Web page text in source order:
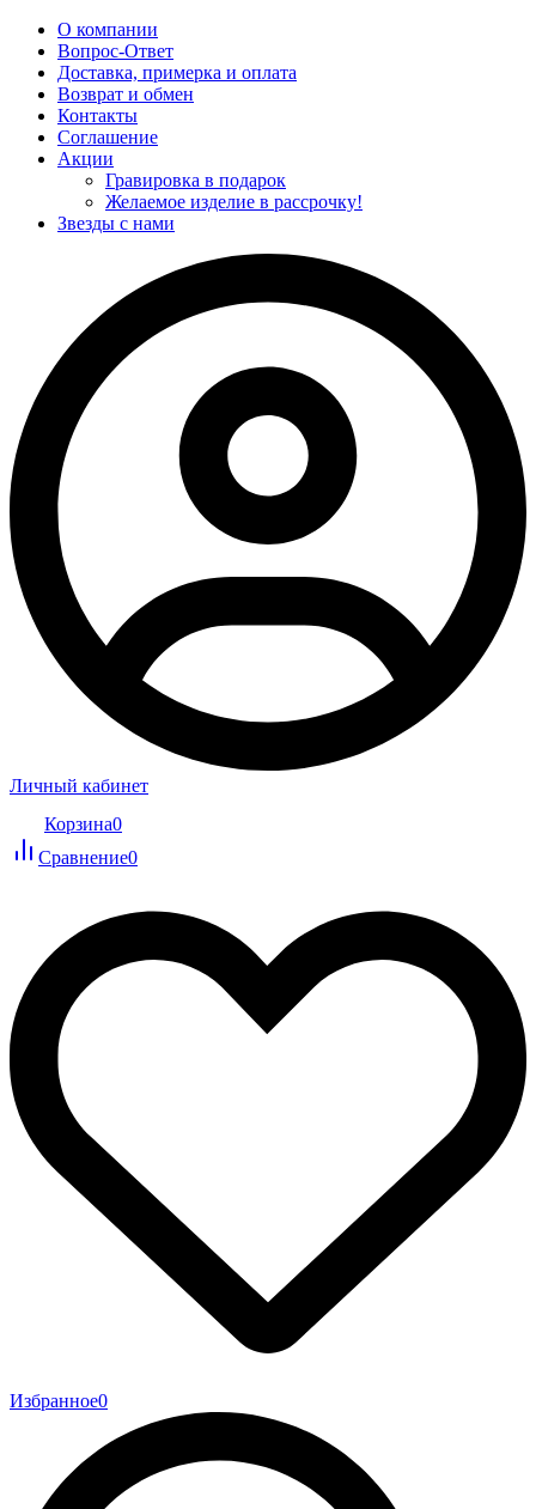
О компании
Вопрос-Ответ
Доставка, примерка и оплата
Возврат и обмен
Контакты
Соглашение
Акции
Гравировка в подарок
Желаемое изделие в рассрочку!
Звезды с нами
Личный кабинет
Корзина0
Сравнение0
Избранное0